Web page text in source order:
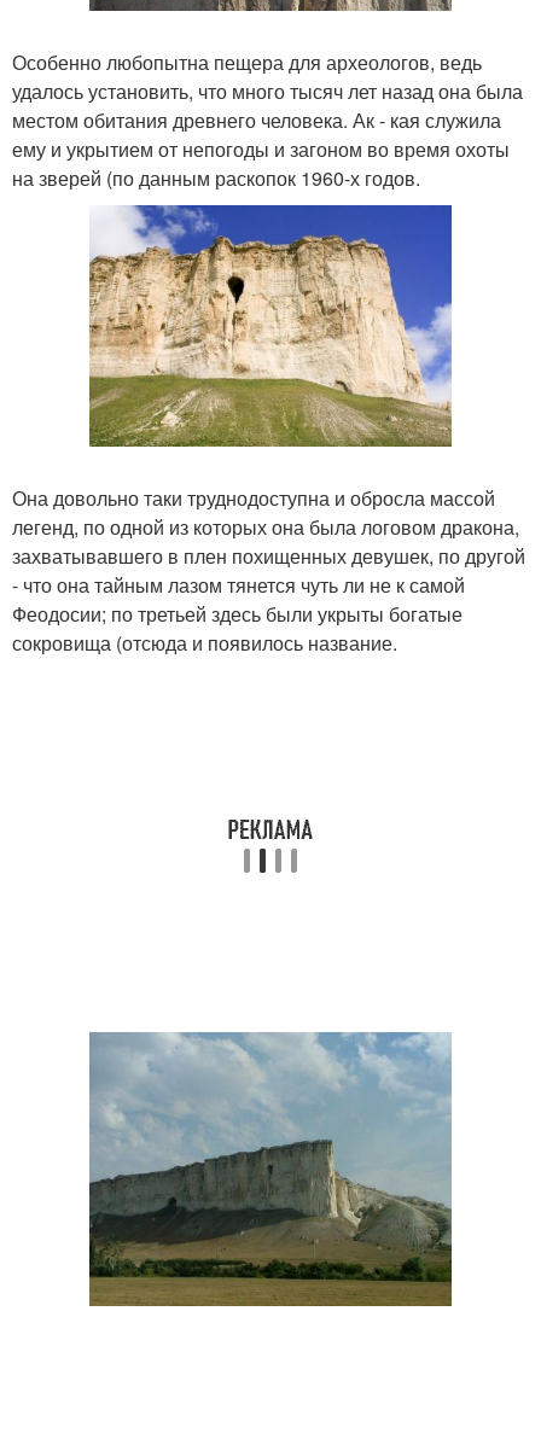
Особенно любопытна пещера для археологов, ведь
удалось установить, что много тысяч лет назад она была
местом обитания древнего человека. Ак - кая служила
ему и укрытием от непогоды и загоном во время охоты
на зверей (по данным раскопок 1960-х годов.
Она довольно таки труднодоступна и обросла массой
легенд, по одной из которых она была логовом дракона,
захватывавшего в плен похищенных девушек, по другой
- что она тайным лазом тянется чуть ли не к самой
Феодосии; по третьей здесь были укрыты богатые
сокровища (отсюда и появилось название.